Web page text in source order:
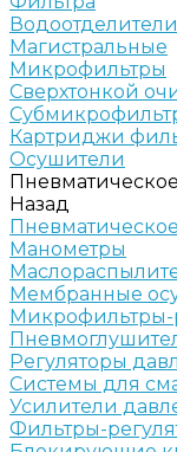
Водоотделители
Магистральные
Микрофильтры
Сверхтонкой
Картриджи
Осушители
Пневматическое
Назад
Пневматическое
Манометры
Мембранные
Микрофильтры-
Регуляторы
Системы для
Усилители
Фильтры-